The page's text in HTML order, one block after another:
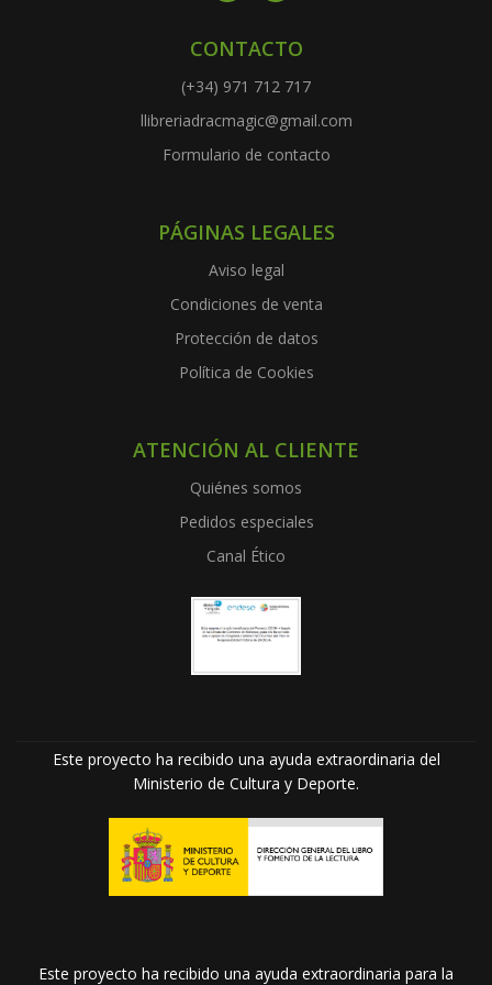
CONTACTO
(+34) 971 712 717
llibreriadracmagic@gmail.com
Formulario de contacto
PÁGINAS LEGALES
Aviso legal
Condiciones de venta
Protección de datos
Política de Cookies
ATENCIÓN AL CLIENTE
Quiénes somos
Pedidos especiales
Canal Ético
Este proyecto ha recibido una ayuda extraordinaria del
Ministerio de Cultura y Deporte.
Este proyecto ha recibido una ayuda extraordinaria para la